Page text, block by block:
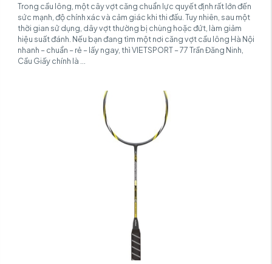
Trong cầu lông, một cây vợt căng chuẩn lực quyết định rất lớn đến
sức mạnh, độ chính xác và cảm giác khi thi đấu. Tuy nhiên, sau một
thời gian sử dụng, dây vợt thường bị chùng hoặc đứt, làm giảm
hiệu suất đánh. Nếu bạn đang tìm một nơi căng vợt cầu lông Hà Nội
nhanh – chuẩn – rẻ – lấy ngay, thì VIETSPORT – 77 Trần Đăng Ninh,
Cầu Giấy chính là ...